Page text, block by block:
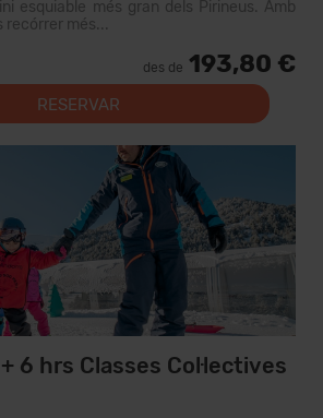
esquiable més gran dels Pirineus. Amb
recórrer més...
des de 193,80 €
RESERVAR
6 hrs Classes Col·lectives